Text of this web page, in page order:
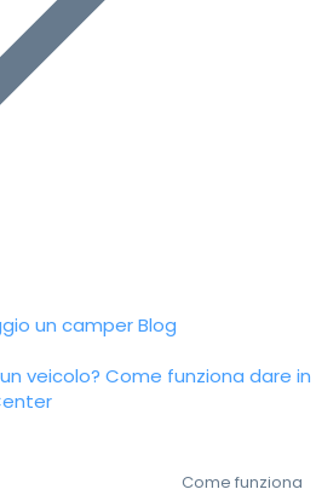
un camperBlog
veicolo? Come funziona dare in
Come funziona